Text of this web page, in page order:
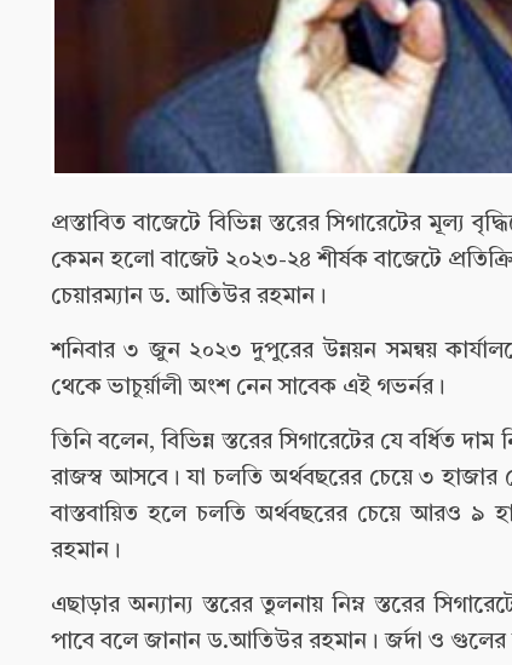
প্রস্তাবিত বাজেটে বিভিন্ন স্তরের সিগারেটের মূল্য
কেমন হলো বাজেট ২০২৩-২৪ শীর্ষক বাজেটে
চেয়ারম্যান ড. আতিউর রহমান।
শনিবার ৩ জুন ২০২৩ দুপুরের উন্নয়ন সমন্বয়
থেকে ভাচুর্য়ালী অংশ নেন সাবেক এই গভর্নর।
তিনি বলেন, বিভিন্ন স্তরের সিগারেটের যে বর্ধিত
রাজস্ব আসবে। যা চলতি অর্থবছরের চেয়ে ৩ হাজার
বাস্তবায়িত হলে চলতি অর্থবছরের চেয়ে আরও ৯
রহমান।
এছাড়ার অন্যান্য স্তরের তুলনায় নিম্ন স্তরের
পাবে বলে জানান ড.আতিউর রহমান। জর্দা ও গুলের